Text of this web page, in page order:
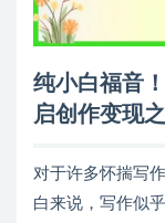
纯小白福音
启创作变现
对于许多怀揣写
白来说，写作似